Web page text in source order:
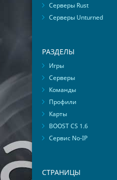
Серверы Rust
Серверы Unturned
РАЗДЕЛЫ
Игры
Серверы
Команды
Профили
Карты
BOOST CS 1.6
Сервис No-IP
СТРАНИЦЫ